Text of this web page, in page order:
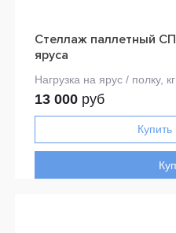
Стеллаж паллетный
яруса
13 000 руб